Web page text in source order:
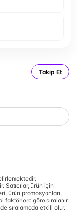
Takip Et
Satıcılar, ürün için
ürün promosyonları,
faktörlere göre sıralanır.
sıralamada etkili olur.